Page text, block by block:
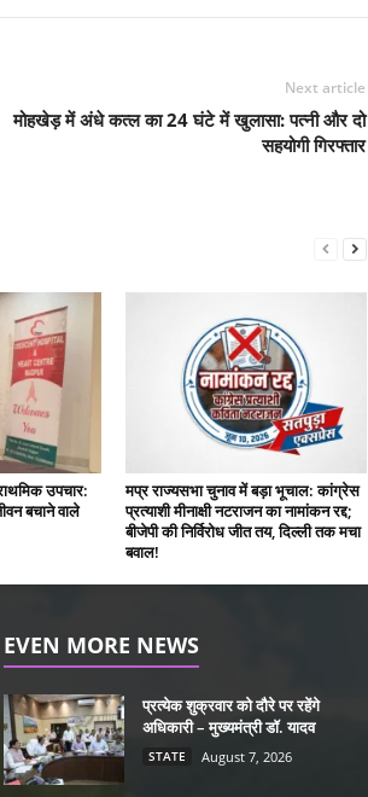
Next article
मोहखेड़ में अंधे कत्ल का 24 घंटे में खुलासा: पत्नी और दो
सहयोगी गिरफ्तार
उपचार:
बचाने वाले
मप्र राज्यसभा चुनाव में बड़ा भूचाल: कांग्रेस
प्रत्याशी मीनाक्षी नटराजन का नामांकन रद्द;
बीजेपी की निर्विरोध जीत तय, दिल्ली तक मचा
बवाल!
EVEN MORE NEWS
प्रत्येक शुक्रवार को दौरे पर रहेंगे
अधिकारी – मुख्यमंत्री डॉ. यादव
STATE August 7, 2026